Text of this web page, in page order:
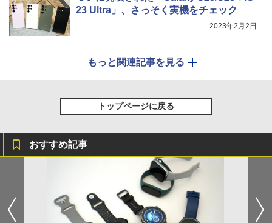
23 Ultra」、さっそく実機をチェック
2023年2月2日
もっと関連記事を見る
トップページに戻る
おすすめ記事